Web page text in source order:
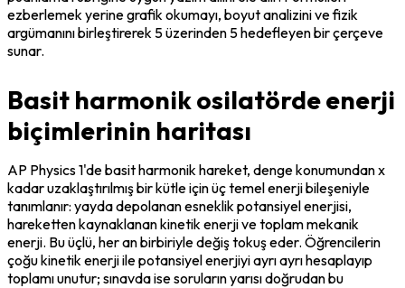
ezberlemek yerine grafik okumayı, boyut analizini ve fizik
argümanını birleştirerek 5 üzerinden 5 hedefleyen bir çerçeve
sunar.
Basit harmonik osilatörde enerji
biçimlerinin haritası
AP Physics 1'de basit harmonik hareket, denge konumundan x
kadar uzaklaştırılmış bir kütle için üç temel enerji bileşeniyle
tanımlanır: yayda depolanan esneklik potansiyel enerjisi,
hareketten kaynaklanan kinetik enerji ve toplam mekanik
enerji. Bu üçlü, her an birbiriyle değiş tokuş eder. Öğrencilerin
çoğu kinetik enerji ile potansiyel enerjiyi ayrı ayrı hesaplayıp
toplamı unutur; sınavda ise soruların yarısı doğrudan bu